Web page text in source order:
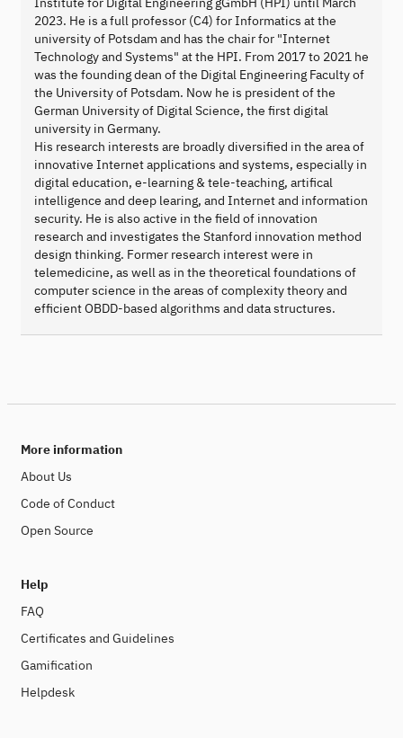
2023. He is a full professor (C4) for Informatics at the
university of Potsdam and has the chair for "Internet
Technology and Systems" at the HPI. From 2017 to 2021 he
was the founding dean of the Digital Engineering Faculty of
the University of Potsdam. Now he is president of the
German University of Digital Science, the first digital
university in Germany.
His research interests are broadly diversified in the area of
innovative Internet applications and systems, especially in
digital education, e-learning & tele-teaching, artifical
intelligence and deep learing, and Internet and information
security. He is also active in the field of innovation
research and investigates the Stanford innovation method
design thinking. Former research interest were in
telemedicine, as well as in the theoretical foundations of
computer science in the areas of complexity theory and
efficient OBDD-based algorithms and data structures.
More information
About Us
Code of Conduct
Open Source
Help
FAQ
Certificates and Guidelines
Gamification
Helpdesk